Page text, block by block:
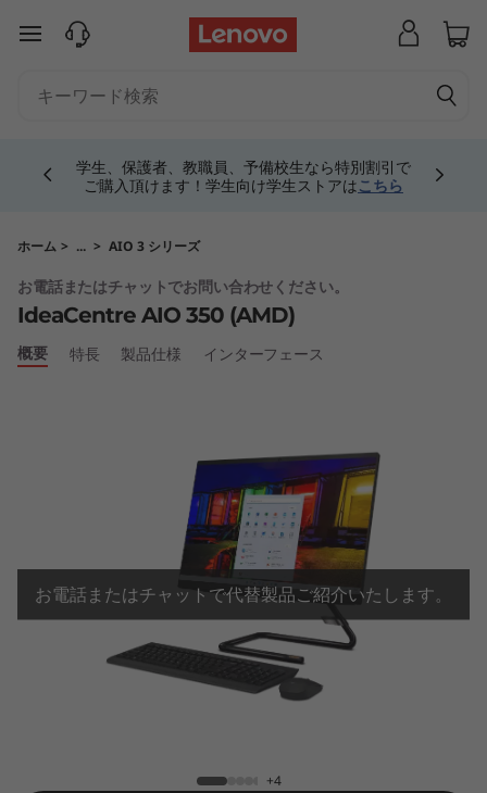
e
n
O
3
メインコンテンツにスキップする
学生、保護者、教職員、予備校生なら特別割引で
ご購入頂けます！学生向け学生ストアはこちら
ホーム > ... > AIO 3 シリーズ
お電話またはチャットでお問い合わせください。
IdeaCentre AIO 350 (AMD)
概要 特長 製品仕様 インターフェース
お電話またはチャットで代替製品ご紹介いたします。
+4